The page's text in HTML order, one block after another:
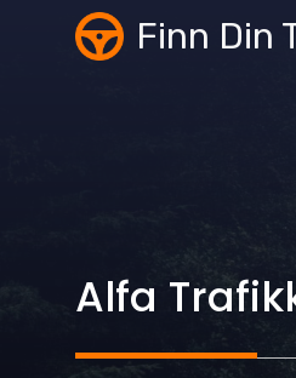
Finn Din
Alfa